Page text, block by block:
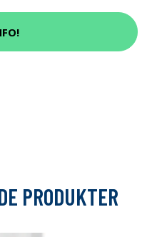
PRODUKTER